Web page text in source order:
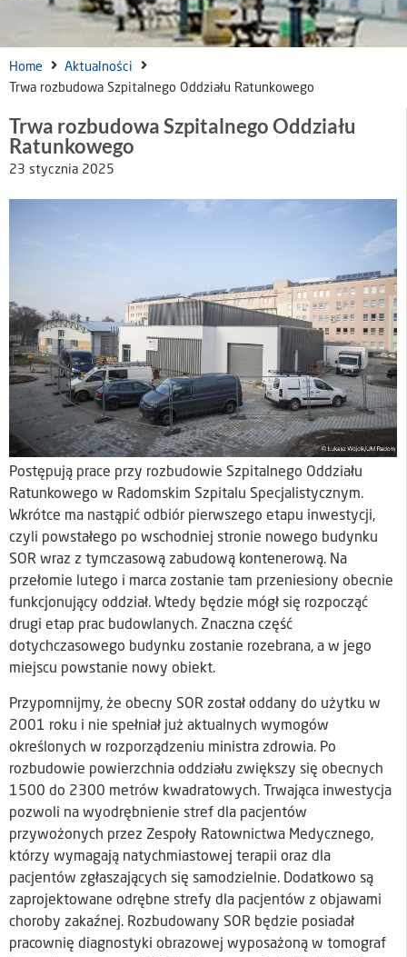
Home
Aktualności
Trwa rozbudowa Szpitalnego Oddziału Ratunkowego
Trwa rozbudowa Szpitalnego Oddziału
Ratunkowego
23 stycznia 2025
Postępują prace przy rozbudowie Szpitalnego Oddziału
Ratunkowego w Radomskim Szpitalu Specjalistycznym.
Wkrótce ma nastąpić odbiór pierwszego etapu inwestycji,
czyli powstałego po wschodniej stronie nowego budynku
SOR wraz z tymczasową zabudową kontenerową. Na
przełomie lutego i marca zostanie tam przeniesiony obecnie
funkcjonujący oddział. Wtedy będzie mógł się rozpocząć
drugi etap prac budowlanych. Znaczna część
dotychczasowego budynku zostanie rozebrana, a w jego
miejscu powstanie nowy obiekt.
Przypomnijmy, że obecny SOR został oddany do użytku w
2001 roku i nie spełniał już aktualnych wymogów
określonych w rozporządzeniu ministra zdrowia. Po
rozbudowie powierzchnia oddziału zwiększy się obecnych
1500 do 2300 metrów kwadratowych. Trwająca inwestycja
pozwoli na wyodrębnienie stref dla pacjentów
przywożonych przez Zespoły Ratownictwa Medycznego,
którzy wymagają natychmiastowej terapii oraz dla
pacjentów zgłaszających się samodzielnie. Dodatkowo są
zaprojektowane odrębne strefy dla pacjentów z objawami
choroby zakaźnej. Rozbudowany SOR będzie posiadał
pracownię diagnostyki obrazowej wyposażoną w tomograf